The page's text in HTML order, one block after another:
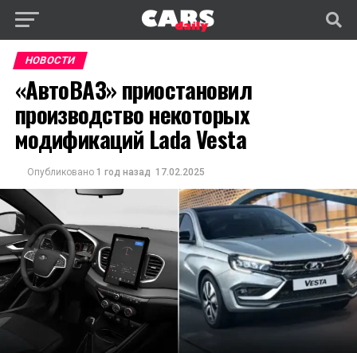
НОВОСТИ
«АвтоВАЗ» приостановил
производство некоторых
модификаций Lada Vesta
Опубликовано 1 год назад 17.02.2025